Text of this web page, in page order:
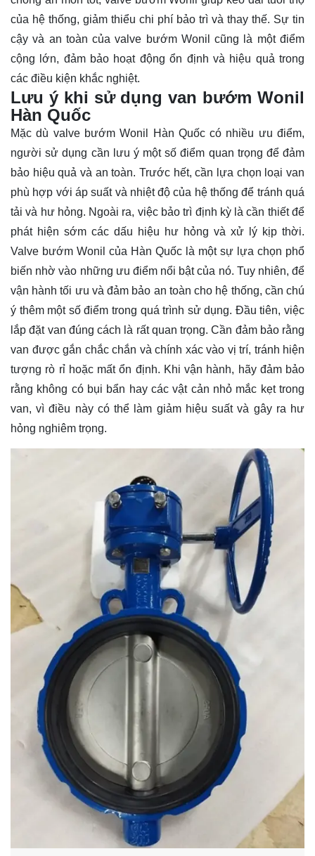
của hệ thống, giảm thiểu chi phí bảo trì và thay thế. Sự tin
cậy và an toàn của valve bướm Wonil cũng là một điểm
cộng lớn, đảm bảo hoạt động ổn định và hiệu quả trong
các điều kiện khắc nghiệt.
Lưu ý khi sử dụng van bướm Wonil
Hàn Quốc
Mặc dù valve bướm Wonil Hàn Quốc có nhiều ưu điểm,
người sử dụng cần lưu ý một số điểm quan trọng để đảm
bảo hiệu quả và an toàn. Trước hết, cần lựa chọn loại van
phù hợp với áp suất và nhiệt độ của hệ thống để tránh quá
tải và hư hỏng. Ngoài ra, việc bảo trì định kỳ là cần thiết để
phát hiện sớm các dấu hiệu hư hỏng và xử lý kịp thời.
Valve bướm Wonil của Hàn Quốc là một sự lựa chọn phổ
biến nhờ vào những ưu điểm nổi bật của nó. Tuy nhiên, để
vận hành tối ưu và đảm bảo an toàn cho hệ thống, cần chú
ý thêm một số điểm trong quá trình sử dụng. Đầu tiên, việc
lắp đặt van đúng cách là rất quan trọng. Cần đảm bảo rằng
van được gắn chắc chắn và chính xác vào vị trí, tránh hiện
tượng rò rỉ hoặc mất ổn định. Khi vận hành, hãy đảm bảo
rằng không có bụi bẩn hay các vật cản nhỏ mắc kẹt trong
van, vì điều này có thể làm giảm hiệu suất và gây ra hư
hỏng nghiêm trọng.